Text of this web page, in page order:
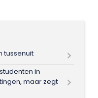
tussenuit
in
maar zegt